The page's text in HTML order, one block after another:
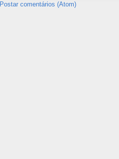
Postar comentários (Atom)